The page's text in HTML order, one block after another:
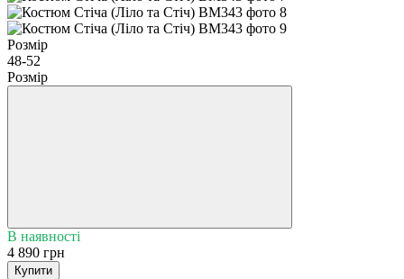
Розмір
48-52
Розмір
В наявності
4 890 грн
Купити